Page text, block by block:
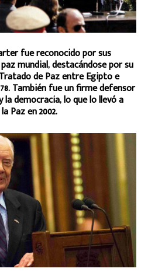
fue reconocido por sus
mundial, destacándose por su
de Paz entre Egipto e
También fue un firme defensor
la democracia, lo que lo llevó a
Paz en 2002.